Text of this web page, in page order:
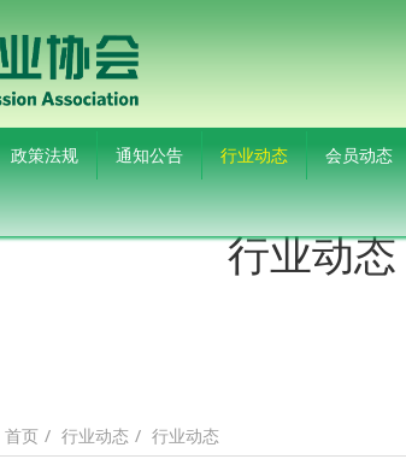
政策法规 通知公告 行业动态 会员动态
行业动态
首页 行业动态 行业动态